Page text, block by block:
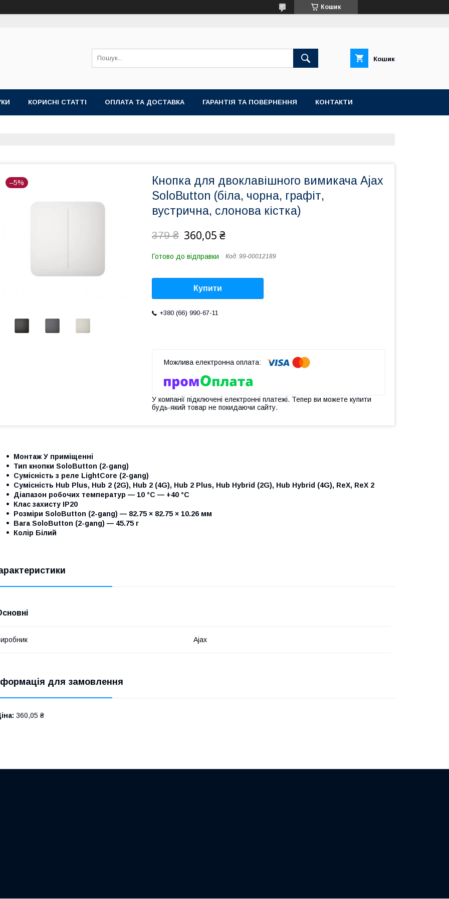
Кошик
Кошик
КОРИСНІ СТАТТІ ОПЛАТА ТА ДОСТАВКА ГАРАНТІЯ ТА ПОВЕРНЕННЯ КОНТАКТИ
–5%
Кнопка для двоклавішного вимикача Ajax
SoloButton (біла, чорна, графіт,
вустрична, слонова кістка)
379 ₴ 360,05 ₴
Готово до відправки Код: 99-00012189
Купити
+380 (66) 990-67-11
У компанії підключені електронні платежі. Тепер ви можете купити
будь-який товар не покидаючи сайту.
Монтаж У приміщенні
Тип кнопки SoloButton (2-gang)
Сумісність з реле LightCore (2-gang)
Сумісність Hub Plus, Hub 2 (2G), Hub 2 (4G), Hub 2 Plus, Hub Hybrid (2G), Hub Hybrid (4G), ReX, ReX 2
Діапазон робочих температур — 10 °C — +40 °C
Клас захисту IP20
Розміри SoloButton (2-gang) — 82.75 × 82.75 × 10.26 мм
Вага SoloButton (2-gang) — 45.75 г
Колір Білий
Ajax
для замовлення
360,05 ₴